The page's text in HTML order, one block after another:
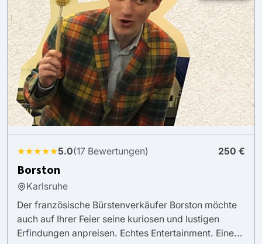
★★★★★5.0(17 Bewertungen) 250 €
Borston
Karlsruhe
Der französische Bürstenverkäufer Borston möchte
auch auf Ihrer Feier seine kuriosen und lustigen
Erfindungen anpreisen. Echtes Entertainment. Eine...